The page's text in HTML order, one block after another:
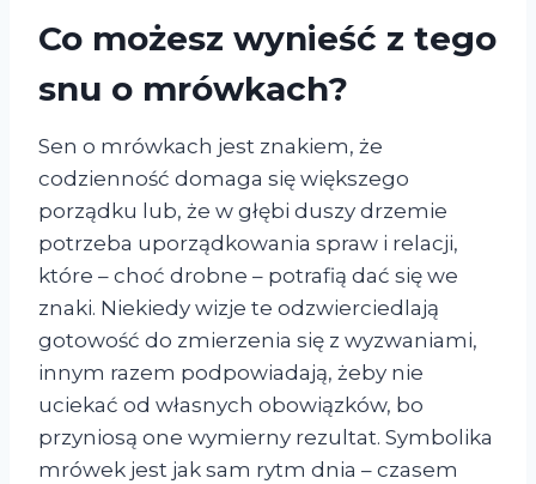
Co możesz wynieść z tego
snu o mrówkach?
Sen o mrówkach jest znakiem, że
codzienność domaga się większego
porządku lub, że w głębi duszy drzemie
potrzeba uporządkowania spraw i relacji,
które – choć drobne – potrafią dać się we
znaki. Niekiedy wizje te odzwierciedlają
gotowość do zmierzenia się z wyzwaniami,
innym razem podpowiadają, żeby nie
uciekać od własnych obowiązków, bo
przyniosą one wymierny rezultat. Symbolika
mrówek jest jak sam rytm dnia – czasem